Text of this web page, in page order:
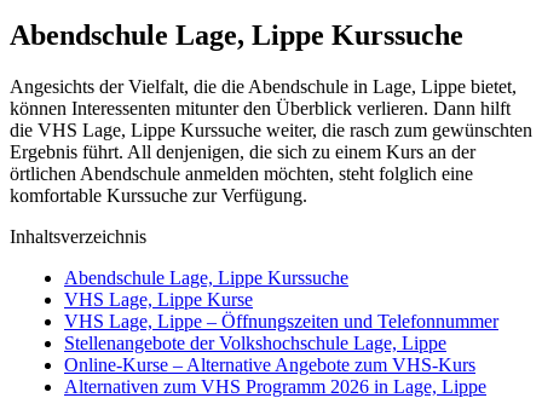
Abendschule Lage, Lippe Kurssuche
Angesichts der Vielfalt, die die Abendschule in Lage, Lippe bietet,
können Interessenten mitunter den Überblick verlieren. Dann hilft
die VHS Lage, Lippe Kurssuche weiter, die rasch zum gewünschten
Ergebnis führt. All denjenigen, die sich zu einem Kurs an der
örtlichen Abendschule anmelden möchten, steht folglich eine
komfortable Kurssuche zur Verfügung.
Inhaltsverzeichnis
Abendschule Lage, Lippe Kurssuche
VHS Lage, Lippe Kurse
VHS Lage, Lippe – Öffnungszeiten und Telefonnummer
Stellenangebote der Volkshochschule Lage, Lippe
Online-Kurse – Alternative Angebote zum VHS-Kurs
Alternativen zum VHS Programm 2026 in Lage, Lippe